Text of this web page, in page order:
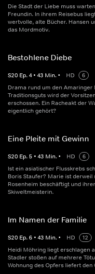
Die Stadt der Liebe muss
Freundin. In ihrem Reisebus
wertvolle, alte Bücher. Hansen
das Mordmotiv.
Bestohlene Diebe
S20 Ep.4 • 43 Min. • HD
6
Drama rund um den Amaringer
Traditionsguts wird der
erschossen. Ein Racheakt der
eigentlich gehört?
Eine Pleite mit Gewinn
S20 Ep.5 • 43 Min. • HD
6
Ist ein asiatischer Flusskrebs
Boris Staufer? Marie ist
Rosenheim beschäftigt und
Skiweltmeisterin.
Im Namen der Familie
S20 Ep.6 • 43 Min. • HD
12
Heidi Möhring liegt erschlagen
Stadler stoßen auf mehrere
Wohnung des Opfers liefert